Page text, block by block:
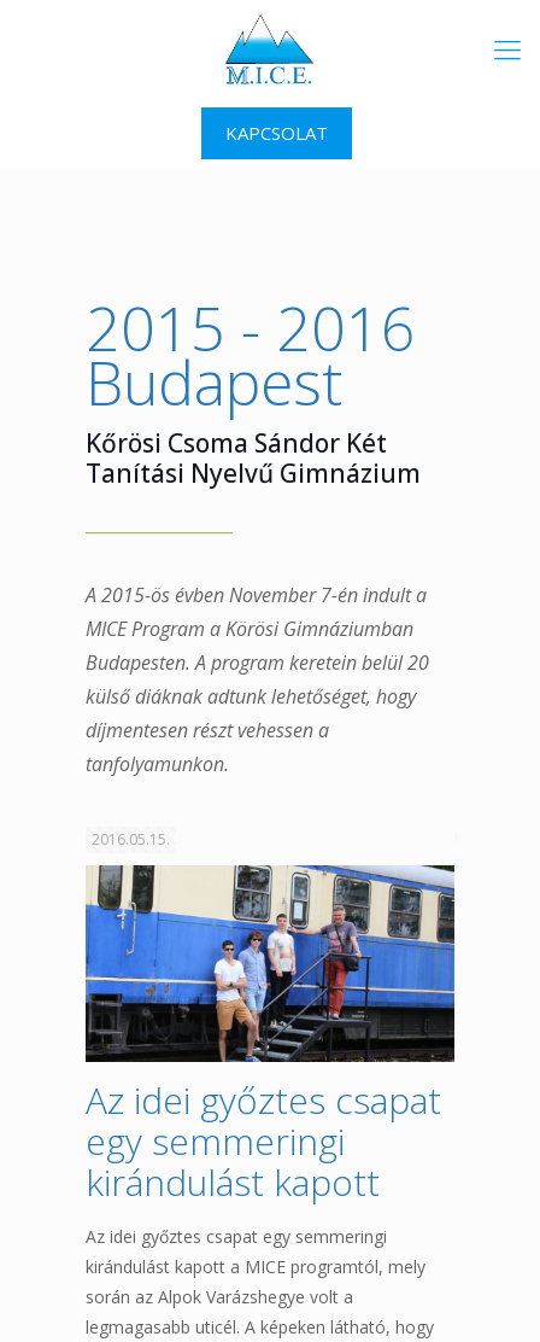
KAPCSOLAT
2015 - 2016
Budapest
Kőrösi Csoma Sándor Két
Tanítási Nyelvű Gimnázium
A 2015-ös évben November 7-én indult a
MICE Program a Körösi Gimnáziumban
Budapesten. A program keretein belül 20
külső diáknak adtunk lehetőséget, hogy
díjmentesen részt vehessen a
tanfolyamunkon.
2016.05.15.
Az idei győztes csapat
egy semmeringi
kirándulást kapott
Az idei győztes csapat egy semmeringi
kirándulást kapott a MICE programtól, mely
során az Alpok Varázshegye volt a
legmagasabb uticél. A képeken látható, hogy